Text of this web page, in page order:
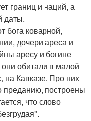
границ и наций, а
даты.
бога коварной,
дочери ареса и
аресу и богине
обитали в малой
на Кавказе. Про них
преданию, построены
что слово